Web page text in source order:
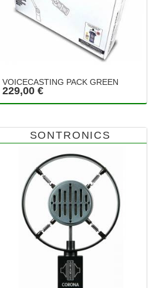
VOICECASTING PACK GREEN
229,00 €
SONTRONICS